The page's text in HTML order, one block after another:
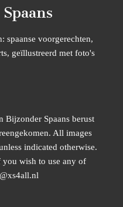
spaanse voorgerechten,
geïllustreerd met foto's
Bijzonder Spaans berust
All images
indicated otherwise.
you wish to use any of